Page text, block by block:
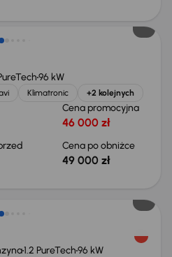
96 kW
Klimatronic +2 kolejnych
Cena promocyjna
46 000 zł
Cena po obniżce
49 000 zł
1.2 PureTech96 kW